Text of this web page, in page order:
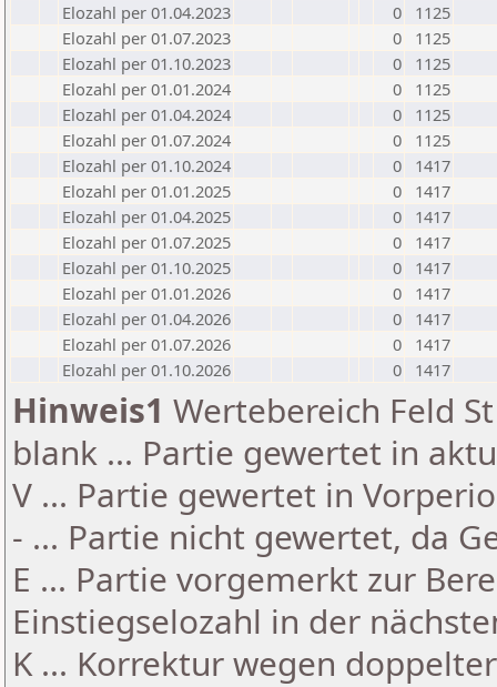
Elozahl per 01.04.2023
0
1125
Elozahl per 01.07.2023
0
1125
Elozahl per 01.10.2023
0
1125
Elozahl per 01.01.2024
0
1125
Elozahl per 01.04.2024
0
1125
Elozahl per 01.07.2024
0
1125
Elozahl per 01.10.2024
0
1417
Elozahl per 01.01.2025
0
1417
Elozahl per 01.04.2025
0
1417
Elozahl per 01.07.2025
0
1417
Elozahl per 01.10.2025
0
1417
Elozahl per 01.01.2026
0
1417
Elozahl per 01.04.2026
0
1417
Elozahl per 01.07.2026
0
1417
Elozahl per 01.10.2026
0 1417
Hinweis1 Wertebereich Feld
blank ... Partie gewertet in
V ... Partie gewertet in
- ... Partie nicht gewertet, da
E ... Partie vorgemerkt zur
Einstiegselozahl in der
K ... Korrektur wegen